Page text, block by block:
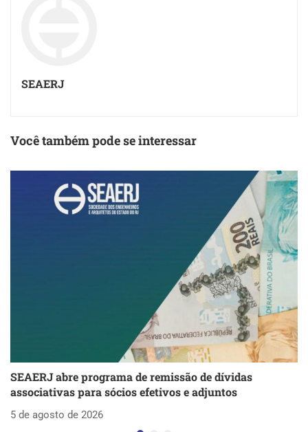
SEAERJ
Você também pode se interessar
SEAERJ abre programa de remissão de dívidas
associativas para sócios efetivos e adjuntos
5 de agosto de 2026